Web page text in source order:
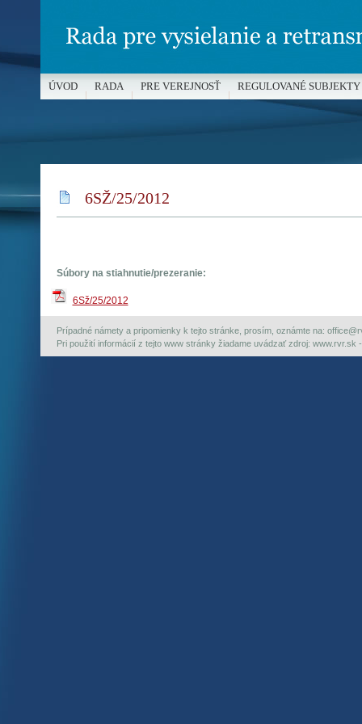
6SŽ/25/2012
Súbory na stiahnutie/prezeranie:
6Sž/25/2012
Prípadné námety a pripomienky k tejto stránke, prosím, oznámte na:
Pri použití informácií z tejto www stránky žiadame uvádzať zdroj: www.rvr.sk
ÚVOD RADA PRE VEREJNOSŤ REGULOVANÉ SUBJEKTY